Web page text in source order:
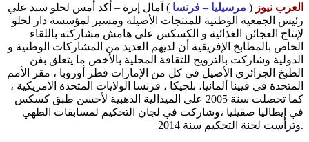
العرب نيوز ( مرسيليا – فرنسا ) آمال إيزة – أكد أمس لحلو سيد علي
رئيس الجمعية الوطنية للمنتجات الأصيلة ومسير لمؤسسة دار لحلو
لإنتاج العجائن الغذائية و الكسكس على هامش مشاركته باللقاء
الخاص بالمطابخ الإفريقية أن لديهم العديد من المشاركات الوطنية و
الدولية وشاركت بالترويج للثقافة المحلية بالأخص ما يتعلق بفن
الطبخ الجزائري الأصيل في كل من الإمارات قطر أوروبا ، مقر الأمم
المتحدة في فيينا ألمانيا، بلجيكا ، فرنسا الولايات المتحدة الامريكية ،
كما تحصلت سنة 2005 على الميدالية الذهبية لأحسن طبق كسكس
في إيطاليا صقيليا ،وشاركت في لجان التحكيم لمسابقات الطهي
وترأست لجنة التحكيم سنة 2014.